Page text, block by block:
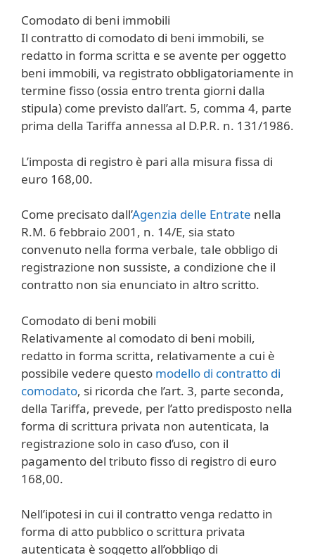
Comodato di beni immobili
Il contratto di comodato di beni immobili, se
redatto in forma scritta e se avente per oggetto
beni immobili, va registrato obbligatoriamente in
termine fisso (ossia entro trenta giorni dalla
stipula) come previsto dall’art. 5, comma 4, parte
prima della Tariffa annessa al D.P.R. n. 131/1986.
L’imposta di registro è pari alla misura fissa di
euro 168,00.
Come precisato dall’Agenzia delle Entrate nella
R.M. 6 febbraio 2001, n. 14/E, sia stato
convenuto nella forma verbale, tale obbligo di
registrazione non sussiste, a condizione che il
contratto non sia enunciato in altro scritto.
Comodato di beni mobili
Relativamente al comodato di beni mobili,
redatto in forma scritta, relativamente a cui è
possibile vedere questo modello di contratto di
comodato, si ricorda che l’art. 3, parte seconda,
della Tariffa, prevede, per l’atto predisposto nella
forma di scrittura privata non autenticata, la
registrazione solo in caso d’uso, con il
pagamento del tributo fisso di registro di euro
168,00.
Nell’ipotesi in cui il contratto venga redatto in
forma di atto pubblico o scrittura privata
autenticata è soggetto all’obbligo di